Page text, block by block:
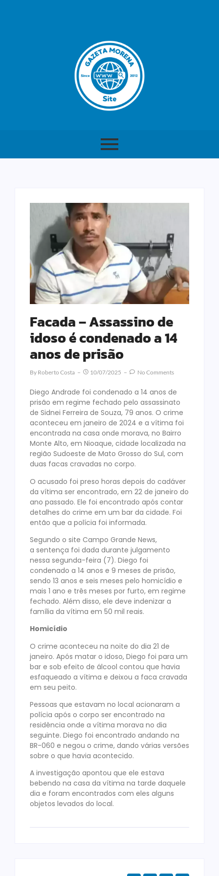
Facada – Assassino de
idoso é condenado a 14
anos de prisão
By Roberto Costa 10/07/2025 No Comments
Diego Andrade foi condenado a 14 anos de
prisão em regime fechado pelo assassinato
de Sidnei Ferreira de Souza, 79 anos. O crime
aconteceu em janeiro de 2024 e a vítima foi
encontrada na casa onde morava, no Bairro
Monte Alto, em Nioaque, cidade localizada na
região Sudoeste de Mato Grosso do Sul, com
duas facas cravadas no corpo.
O acusado foi preso horas depois do cadáver
da vítima ser encontrado, em 22 de janeiro do
ano passado. Ele foi encontrado após contar
detalhes do crime em um bar da cidade. Foi
então que a polícia foi informada.
Segundo o site Campo Grande News,
a sentença foi dada durante julgamento
nessa segunda-feira (7). Diego foi
condenado a 14 anos e 9 meses de prisão,
sendo 13 anos e seis meses pelo homicídio e
mais 1 ano e três meses por furto, em regime
fechado. Além disso, ele deve indenizar a
família da vítima em 50 mil reais.
Homicídio
O crime aconteceu na noite do dia 21 de
janeiro. Após matar o idoso, Diego foi para um
bar e sob efeito de álcool contou que havia
esfaqueado a vítima e deixou a faca cravada
em seu peito.
Pessoas que estavam no local acionaram a
polícia após o corpo ser encontrado na
residência onde a vítima morava no dia
seguinte. Diego foi encontrado andando na
BR-060 e negou o crime, dando várias versões
sobre o que havia acontecido.
A investigação apontou que ele estava
bebendo na casa da vítima na tarde daquele
dia e foram encontrados com eles alguns
objetos levados do local.